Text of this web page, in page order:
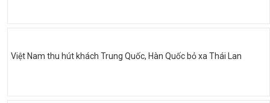
Việt Nam thu hút khách Trung Quốc, Hàn Quốc bỏ xa Thái Lan